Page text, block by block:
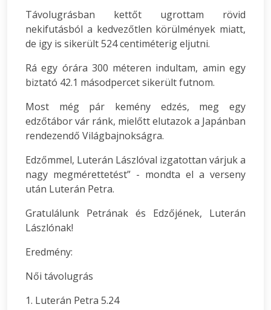
Távolugrásban kettőt ugrottam rövid
nekifutásból a kedvezőtlen körülmények miatt,
de igy is sikerült 524 centiméterig eljutni.
Rá egy órára 300 méteren indultam, amin egy
biztató 42.1 másodpercet sikerült futnom.
Most még pár kemény edzés, meg egy
edzőtábor vár ránk, mielőtt elutazok a Japánban
rendezendő Világbajnokságra.
Edzőmmel, Luterán Lászlóval izgatottan várjuk a
nagy megmérettetést” - mondta el a verseny
után Luterán Petra.
Gratulálunk Petrának és Edzőjének, Luterán
Lászlónak!
Eredmény:
Női távolugrás
1. Luterán Petra 5.24